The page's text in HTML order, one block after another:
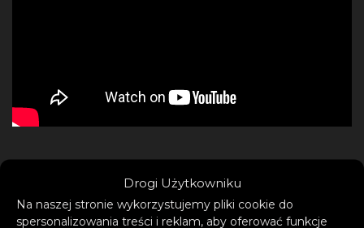
Drogi Użytkowniku
Na naszej stronie wykorzystujemy pliki cookie do
spersonalizowania treści i reklam, aby oferować funkcje
„DIENTES” to wyjątkowa mieszanka stylów i
gatunków łącząca trzech różnorodnych,